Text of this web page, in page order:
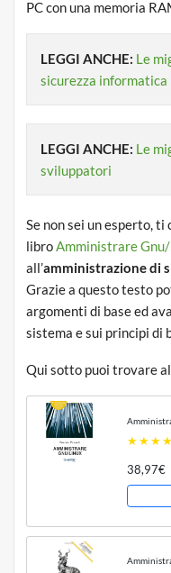
PC con una memoria
LEGGI ANCHE: Le
sicurezza informatica
LEGGI ANCHE: Le
sviluppatori
Se non sei un esperto, ti
libroAmministrare
all’amministrazione di
Grazie a questo testo
argomenti di base ed
sistema e sui principi di
Qui sotto puoi trovare
38,97€